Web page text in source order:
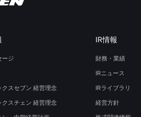
ージ
クスセブン 経営理念
クスチェン 経営理念
IR情報
財務・業績
IRニュース
IRライブラリ
経営方針